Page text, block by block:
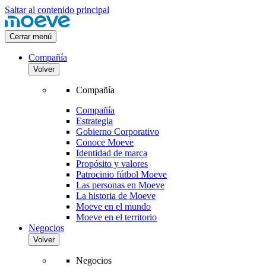
Saltar al contenido principal
Cerrar menú
Compañía
Volver
Compañía
Compañía
Estrategia
Gobierno Corporativo
Conoce Moeve
Identidad de marca
Propósito y valores
Patrocinio fútbol Moeve
Las personas en Moeve
La historia de Moeve
Moeve en el mundo
Moeve en el territorio
Negocios
Volver
Negocios